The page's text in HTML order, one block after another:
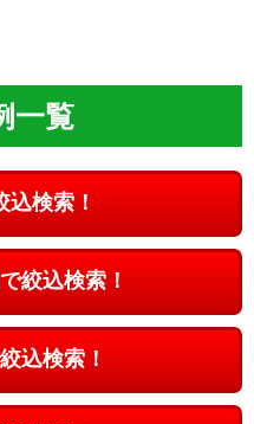
一覧
込検索！
絞込検索！
込検索！